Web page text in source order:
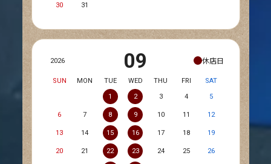
30 31
2026 09 休店日
SUN MON TUE WED THU FRI
SAT
1
2 3 4 5
6 7 8 9 10 11 12
13 14 15 16 17 18 19
20 21 22 23 24 25 26